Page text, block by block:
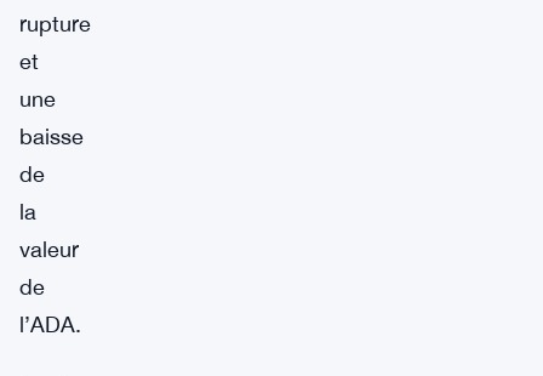
rupture
et
une
baisse
de
la
valeur
de
l’ADA.